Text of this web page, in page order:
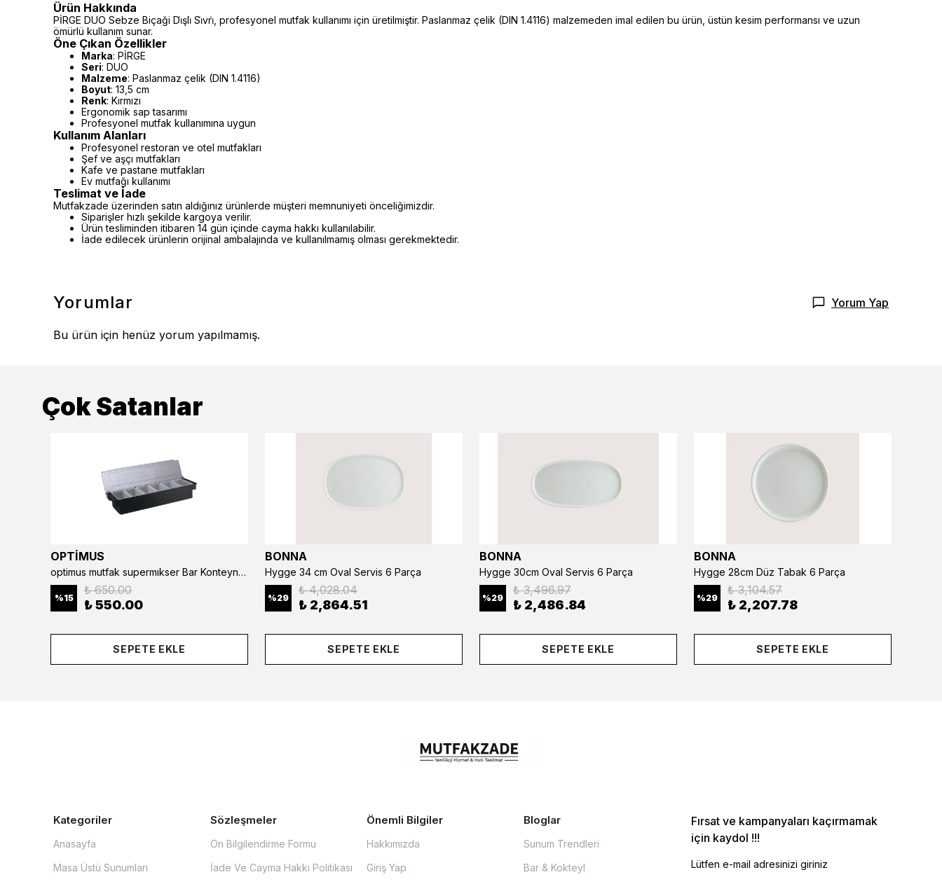
Ürün Hakkında
PİRGE DUO Sebze Biçaği Di̇şli̇ Si̇vri̇, profesyonel mutfak kullanımı için üretilmiştir. Paslanmaz çelik (DIN 1.4116) malzemeden imal edilen bu ürün, üstün kesim performansı ve uzun
ömürlü kullanım sunar.
Öne Çıkan Özellikler
Marka: PİRGE
Seri: DUO
Malzeme: Paslanmaz çelik (DIN 1.4116)
Boyut: 13,5 cm
Renk: Kırmızı
Ergonomik sap tasarımı
Profesyonel mutfak kullanımına uygun
Kullanım Alanları
Profesyonel restoran ve otel mutfakları
Şef ve aşçı mutfakları
Kafe ve pastane mutfakları
Ev mutfağı kullanımı
Teslimat ve İade
Mutfakzade üzerinden satın aldığınız ürünlerde müşteri memnuniyeti önceliğimizdir.
Siparişler hızlı şekilde kargoya verilir.
Ürün tesliminden itibaren 14 gün içinde cayma hakkı kullanılabilir.
İade edilecek ürünlerin orijinal ambalajında ve kullanılmamış olması gerekmektedir.
Yorumlar Yorum Yap
Bu ürün için henüz yorum yapılmamış.
Çok Satanlar
OPTİMUS
optimus mutfak supermıkser Bar Konteyner 6'lı 50×16×9 cm Kapaklı Polikarbon Organizer Bar & Kafe
%15
₺ 650.00
₺ 550.00
SEPETE EKLE
BONNA
Hygge 34 cm Oval Servis 6 Parça
%29
₺ 4,028.04
₺ 2,864.51
SEPETE EKLE
BONNA
Hygge 30cm Oval Servis 6 Parça
%29
₺ 3,496.97
₺ 2,486.84
SEPETE EKLE
BONNA
Hygge 28cm Düz Tabak 6 Parça
%29
₺ 3,104.57
₺ 2,207.78
SEPETE EKLE
Kategoriler
Anasayfa
Masa Üstü Sunumları
Sözleşmeler
Ön Bilgilendirme Formu
İade Ve Cayma Hakkı Politikası
Önemli Bilgiler
Hakkımızda
Giriş Yap
Bloglar
Sunum Trendleri
Bar & Kokteyl
Fırsat ve kampanyaları kaçırmamak
için kaydol !!!
Lütfen e-mail adresinizi giriniz